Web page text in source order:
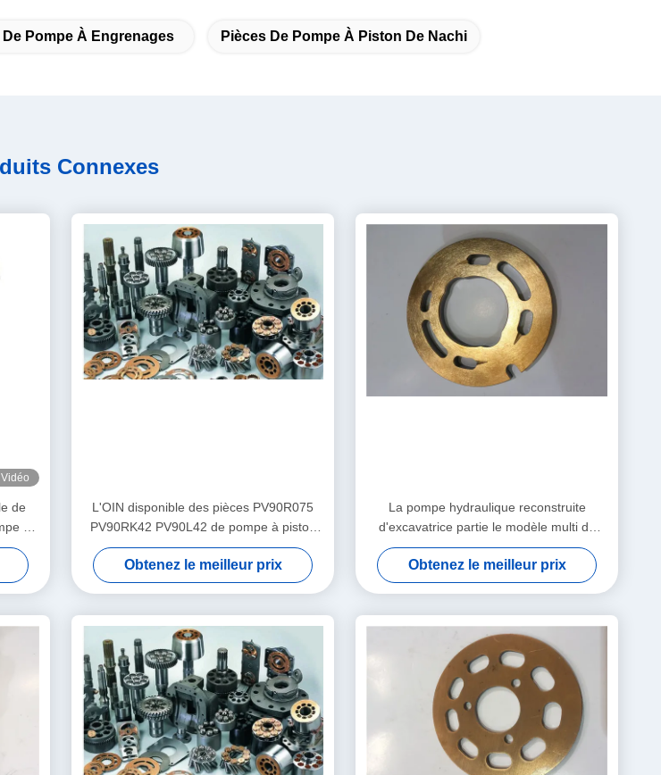
De Pompe À Engrenages Pièces De Pompe À Piston De Nachi
Connexes
Vidéo
de
à
L'OIN disponible des pièces PV90R075
PV90RK42 PV90L42 de pompe à piston
de Nachi certifient
Obtenez le meilleur prix
La pompe hydraulique reconstruite
d'excavatrice partie le modèle multi de
PV90R075 PV90RK42 PV90L42
Obtenez le meilleur prix